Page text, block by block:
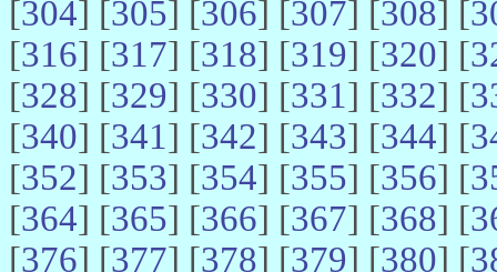
[304] [305] [306] [307] [308] [
[316] [317] [318] [319] [320] [
[328] [329] [330] [331] [332] [
[340] [341] [342] [343] [344] [
[352] [353] [354] [355] [356] [
[364] [365] [366] [367] [368] [
[376] [377] [378] [379] [380] [